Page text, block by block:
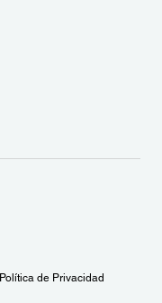
Política de Privacidad